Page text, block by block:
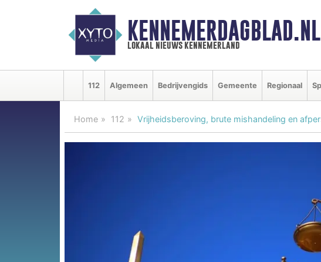
KENNEMERDAGBLAD.NL
lokaal nieuws kennemerland
112 Algemeen Bedrijvengids Gemeente Regionaal
Home 112 Vrijheidsberoving, brute mishandeling en